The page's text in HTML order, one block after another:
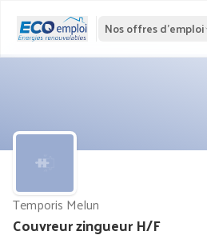
Nos offres d'emploi
Couvreur zingueur H/F
Temporis Melun